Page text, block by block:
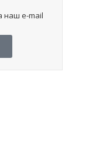
наш e-mail